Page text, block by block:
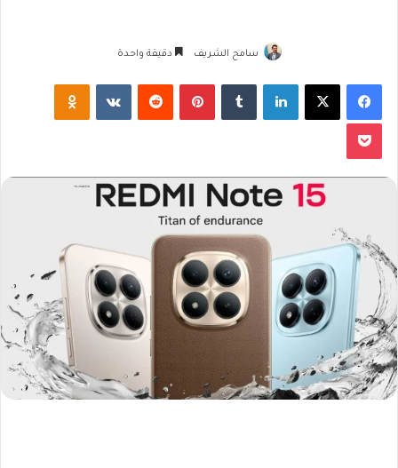
سامح الشريف دقيقة واحدة
فيسبوك لينكدإن بينتيريست